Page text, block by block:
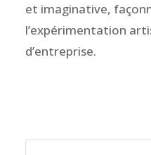
et imaginative,
l’expérimentation
d’entreprise.